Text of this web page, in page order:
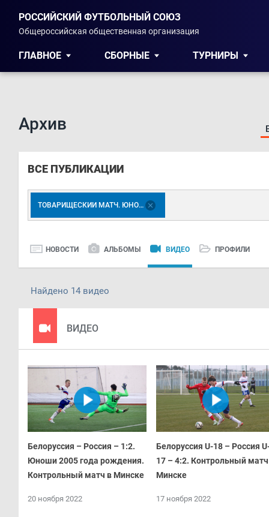
РОССИЙСКИЙ ФУТБОЛЬНЫЙ СОЮЗ
Общероссийская общественная организация
ГЛАВНОЕ СБОРНЫЕ ТУРНИРЫ
Архив
ВСЕ ПУБЛИКАЦИИ
ТОВАРИЩЕСКИЙ МАТЧ. ЮНОШИ 2005 Г.Р.
НОВОСТИ АЛЬБОМЫ ВИДЕО ПРОФИЛИ
Найдено 14 видео
ВИДЕО
Белоруссия – Россия – 1:2.
Юноши 2005 года рождения.
Контрольный матч в Минске
20 ноября 2022
Белоруссия U-18 – Россия
17 – 4:2. Контрольный
Минске
17 ноября 2022